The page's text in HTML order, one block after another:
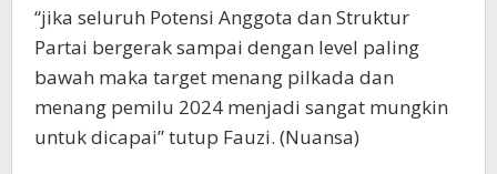
“jika seluruh Potensi Anggota dan Struktur
Partai bergerak sampai dengan level paling
bawah maka target menang pilkada dan
menang pemilu 2024 menjadi sangat mungkin
untuk dicapai” tutup Fauzi. (Nuansa)